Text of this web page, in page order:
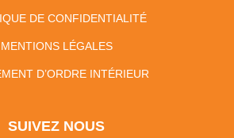
DE CONFIDENTIALITÉ
MENTIONS LÉGALES
D’ORDRE INTÉRIEUR
SUIVEZ NOUS